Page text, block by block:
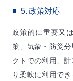
5. 政策対応
政策的に重要又
策、気象・防災
クトでの利用、
り柔軟に利用で